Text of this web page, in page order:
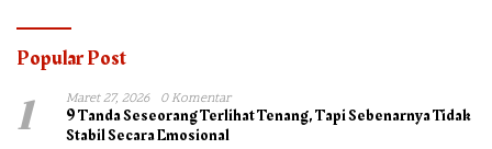
Popular Post
1 Maret 27, 2026 0 Komentar
9 Tanda Seseorang Terlihat Tenang, Tapi Sebenarnya Tidak
Stabil Secara Emosional